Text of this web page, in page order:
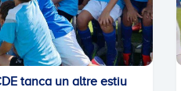
tanca un altre estiu